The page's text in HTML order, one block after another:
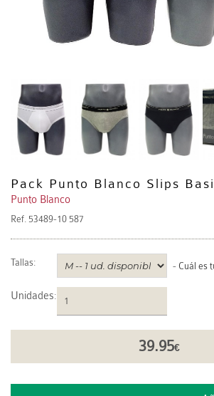
Pack Punto Blanco Slips
Punto Blanco
Ref. 53489-10 587
Tallas: - Cuál es
Unidades:
39.95€